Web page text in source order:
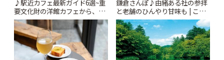
♪駅近カフェ最新ガイド6選~重
要文化財の洋館カフェから、改
札すぐのレトロ喫茶まで~ | こと
りっぷ
鎌倉さんぽ♪由緒ある社の参拝
と老舗のひんやり甘味も | こと
りっぷ